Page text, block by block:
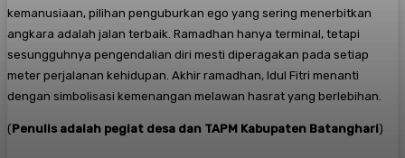
kemanusiaan, pilihan penguburkan ego yang sering menerbitkan
angkara adalah jalan terbaik. Ramadhan hanya terminal, tetapi
sesungguhnya pengendalian diri mesti diperagakan pada setiap
meter perjalanan kehidupan. Akhir ramadhan, Idul Fitri menanti
dengan simbolisasi kemenangan melawan hasrat yang berlebihan.
(Penulis adalah pegiat desa dan TAPM Kabupaten Batanghari)